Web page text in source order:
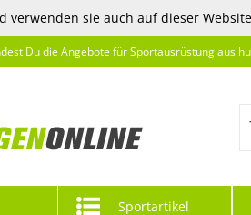
verwenden sie auch auf dieser
Du die Angebote für Sportausrüstung aus
Sportartikel